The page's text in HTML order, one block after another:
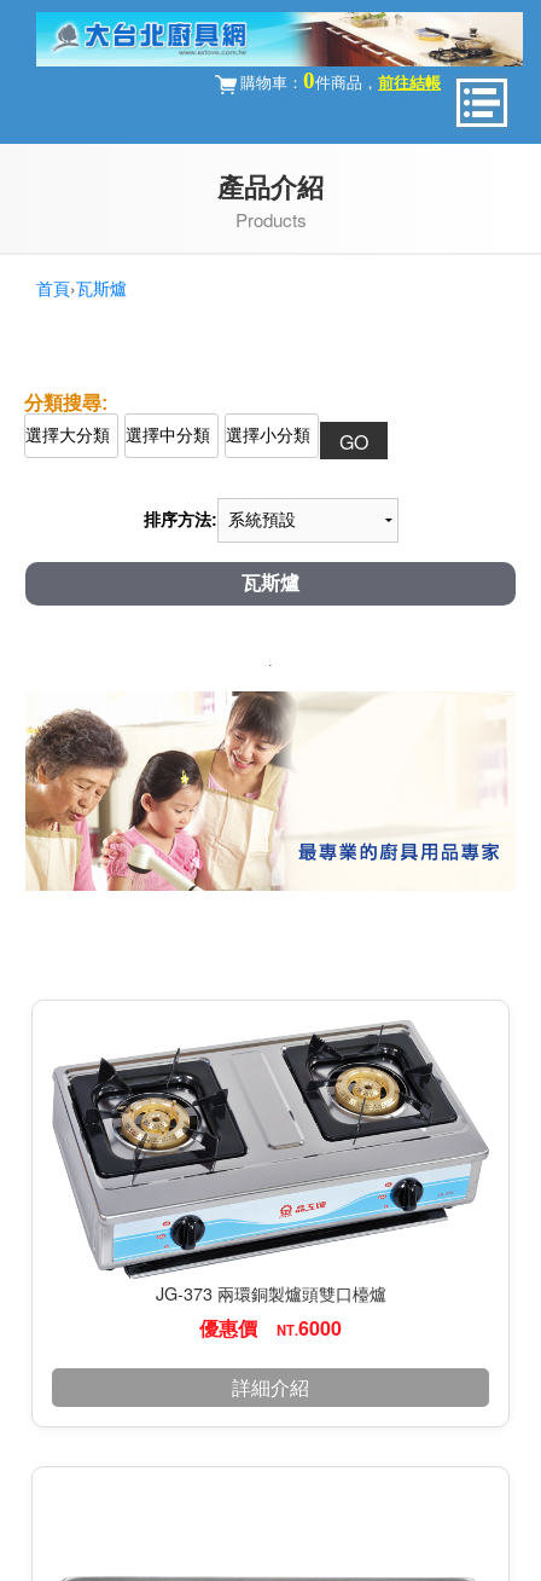
購物車： 0件商品， 前往結帳
產品介紹
Products
首頁›瓦斯爐
排序方法:
瓦斯爐
JG-373 兩環銅製爐頭雙口檯爐
優惠價 NT.6000
詳細介紹